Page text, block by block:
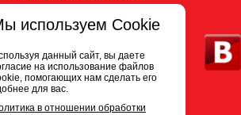
обработки персональных данных
используем Cookie
данный сайт, вы даете
на использование файлов
помогающих нам сделать его
для вас.
в отношении обработки